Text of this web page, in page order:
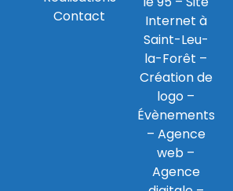
Contact
Internet à
Saint-Leu-
la-Forêt –
Création de
logo –
Évènements
– Agence
web –
Agence